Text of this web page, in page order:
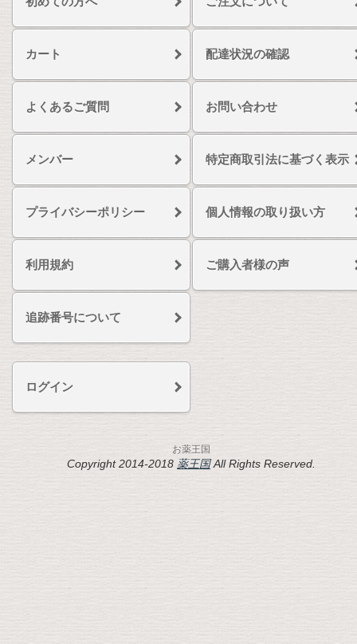
カート 配達状況の確認
よくあるご質問 お問い合わせ
メンバー 特定商取引法に基づく表示
プライバシーポリシー 個人情報の取り扱い方
利用規約 ご購入者様の声
追跡番号について
ログイン
お薬王国
Copyright 2014-2018 薬王国All Rights Reserved.